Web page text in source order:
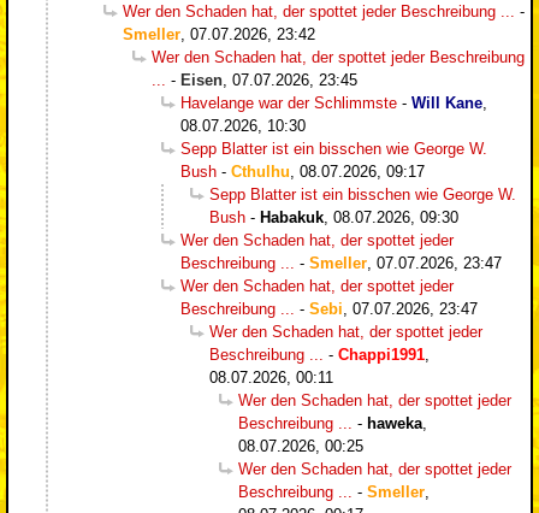
Wer den Schaden hat, der spottet jeder Beschreibung ...
-
Smeller 07.07.2026, 23:42
Wer den Schaden hat, der spottet jeder Beschreibung
- Eisen 07.07.2026, 23:45
Havelange war der Schlimmste - Will Kane
08.07.2026, 10:30
Sepp Blatter ist ein bisschen wie George W.
Bush - Cthulhu 08.07.2026, 09:17
Sepp Blatter ist ein bisschen wie George W.
Bush - Habakuk 08.07.2026, 09:30
Wer den Schaden hat, der spottet jeder
Beschreibung ...
- Smeller 07.07.2026, 23:47
Wer den Schaden hat, der spottet jeder
Beschreibung ...
- Sebi 07.07.2026, 23:47
Wer den Schaden hat, der spottet jeder
Beschreibung ...
- Chappi1991
08.07.2026, 00:11
Wer den Schaden hat, der spottet jeder
Beschreibung ...
- haweka
08.07.2026, 00:25
Wer den Schaden hat, der spottet jeder
Beschreibung ...
- Smeller